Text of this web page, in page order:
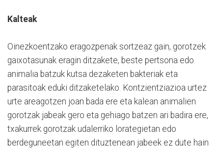
Kalteak
Oinezkoentzako eragozpenak sortzeaz gain, gorotzek
gaixotasunak eragin ditzakete, beste pertsona edo
animalia batzuk kutsa dezaketen bakteriak eta
parasitoak eduki ditzaketelako. Kontzientziazioa urtez
urte areagotzen joan bada ere eta kalean animalien
gorotzak jabeak gero eta gehiago batzen ari badira ere,
txakurrek gorotzak udalerriko lorategietan edo
berdeguneetan egiten dituztenean jabeek ez dute hain